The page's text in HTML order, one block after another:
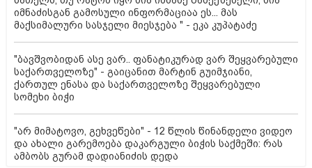
იმნაძისგან გამოსული ინფორმაციაა ეს... მას
მაქსიმალური სასჯელი მიესჯება " - ეკა კუპატაძე
"ბავშვობიდან ასე ვარ.. ფანატიკურად ვარ შეყვარებული
საქართველოზე" - გაიცანით მარტინ გუიმჯიანი,
ქართულ ენასა და საქართველოზე შეყვარებული
სომეხი ბიჭი
"არ მიმატოვო, გეხვეწები" - 12 წლის წინანდელი ვიდეო
და ახალი გარემოება დაკარგული ბიჭის საქმეში: რას
ამბობს გურამ დადიანიძის დედა